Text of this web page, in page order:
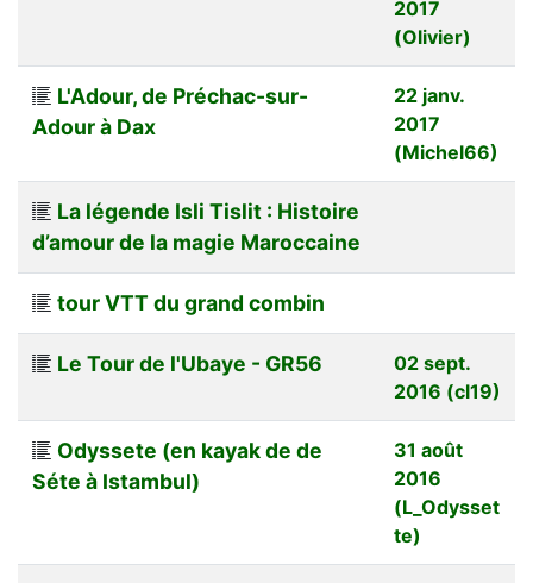
2017
(Olivier)
L'Adour, de Préchac-sur-
Adour à Dax
22 janv.
2017
(Michel66)
La légende Isli Tislit : Histoire
d’amour de la magie Maroccaine
tour VTT du grand combin
Le Tour de l'Ubaye - GR56
02 sept.
2016 (cl19)
Odyssete (en kayak de de
Séte à Istambul)
31 août
2016
(L_Odysset
te)